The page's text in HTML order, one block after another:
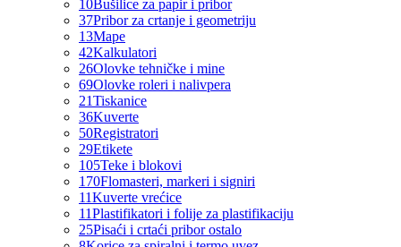
10Bušilice za papir i pribor
37Pribor za crtanje i geometriju
13Mape
42Kalkulatori
26Olovke tehničke i mine
69Olovke roleri i nalivpera
21Tiskanice
36Kuverte
50Registratori
29Etikete
105Teke i blokovi
170Flomasteri, markeri i signiri
11Kuverte vrećice
11Plastifikatori i folije za plastifikaciju
25Pisaći i crtaći pribor ostalo